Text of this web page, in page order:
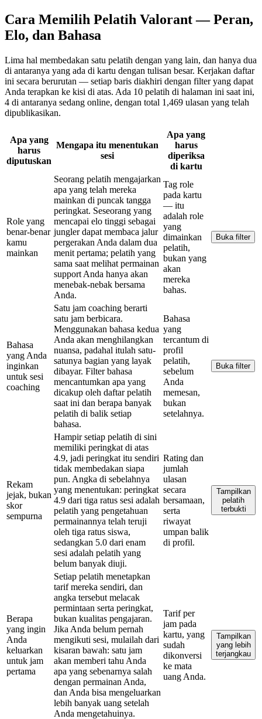
Cara Memilih Pelatih Valorant — Peran,
Elo, dan Bahasa
Lima hal membedakan satu pelatih dengan yang lain, dan hanya dua
di antaranya yang ada di kartu dengan tulisan besar. Kerjakan daftar
ini secara berurutan — setiap baris diakhiri dengan filter yang dapat
Anda terapkan ke kisi di atas. Ada 10 pelatih di halaman ini saat ini,
4 di antaranya sedang online, dengan total 1,469 ulasan yang telah
dipublikasikan.
Apa yang
harus
diputuskan
Mengapa itu menentukan
sesi
Apa yang
harus
diperiksa
di kartu
Role yang
benar-benar
kamu
mainkan
Seorang pelatih mengajarkan
apa yang telah mereka
mainkan di puncak tangga
peringkat. Seseorang yang
mencapai elo tinggi sebagai
jungler dapat membaca jalur
pergerakan Anda dalam dua
menit pertama; pelatih yang
sama saat melihat permainan
support Anda hanya akan
menebak-nebak bersama
Anda.
Tag role
pada kartu
— itu
adalah role
yang
dimainkan
pelatih,
bukan yang
akan
mereka
bahas.
Buka filter
Bahasa
yang Anda
inginkan
untuk sesi
coaching
Satu jam coaching berarti
satu jam berbicara.
Menggunakan bahasa kedua
Anda akan menghilangkan
nuansa, padahal itulah satu-
satunya bagian yang layak
dibayar. Filter bahasa
mencantumkan apa yang
dicakup oleh daftar pelatih
saat ini dan berapa banyak
pelatih di balik setiap
bahasa.
Bahasa
yang
tercantum di
profil
pelatih,
sebelum
Anda
memesan,
bukan
setelahnya.
Buka filter
Rekam
jejak, bukan
skor
sempurna
Hampir setiap pelatih di sini
memiliki peringkat di atas
4.9, jadi peringkat itu sendiri
tidak membedakan siapa
pun. Angka di sebelahnya
yang menentukan: peringkat
4.9 dari tiga ratus sesi adalah
pelatih yang pengetahuan
permainannya telah teruji
oleh tiga ratus siswa,
sedangkan 5.0 dari enam
sesi adalah pelatih yang
belum banyak diuji.
Rating dan
jumlah
ulasan
secara
bersamaan,
serta
riwayat
umpan balik
di profil.
Tampilkan
pelatih
terbukti
Berapa
yang ingin
Anda
keluarkan
untuk jam
pertama
Setiap pelatih menetapkan
tarif mereka sendiri, dan
angka tersebut melacak
permintaan serta peringkat,
bukan kualitas pengajaran.
Jika Anda belum pernah
mengikuti sesi, mulailah dari
kisaran bawah: satu jam
akan memberi tahu Anda
apa yang sebenarnya salah
dengan permainan Anda,
dan Anda bisa mengeluarkan
lebih banyak uang setelah
Anda mengetahuinya.
Tarif per
jam pada
kartu, yang
sudah
dikonversi
ke mata
uang Anda.
Tampilkan
yang lebih
terjangkau